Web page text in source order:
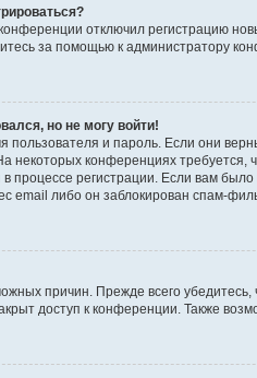
отключил регистрацию
за помощью к администратору
но не могу войти!
пользователя и пароль. Если они
некоторых конференциях
процессе регистрации. Если вам
email либо он заблокирован спам-
причин. Прежде всего
доступ к конференции. Также